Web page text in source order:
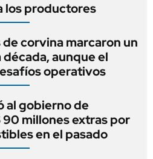
los productores
corvina marcaron un
aunque el
operativos
al gobierno de
millones extras por
en el pasado